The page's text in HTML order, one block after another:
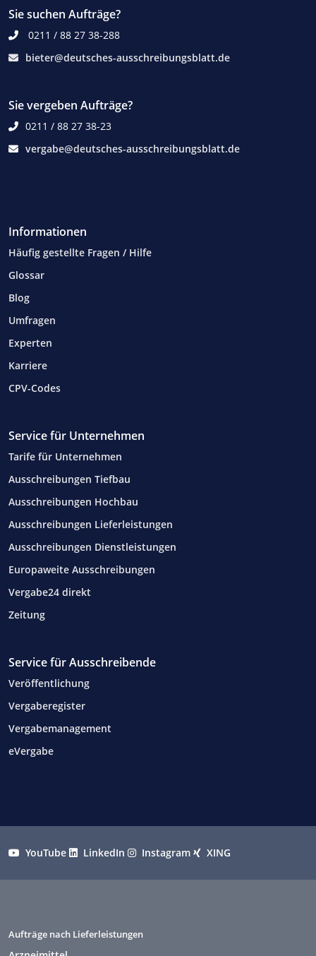
Sie suchen Aufträge?
0211 / 88 27 38-288
bieter@deutsches-ausschreibungsblatt.de
Sie vergeben Aufträge?
0211 / 88 27 38-23
vergabe@deutsches-ausschreibungsblatt.de
Informationen
Häufig gestellte Fragen / Hilfe
Glossar
Blog
Umfragen
Experten
Karriere
CPV-Codes
Service für Unternehmen
Tarife für Unternehmen
Ausschreibungen Tiefbau
Ausschreibungen Hochbau
Ausschreibungen Lieferleistungen
Ausschreibungen Dienstleistungen
Europaweite Ausschreibungen
Vergabe24 direkt
Zeitung
Service für Ausschreibende
Veröffentlichung
Vergaberegister
Vergabemanagement
eVergabe
YouTube LinkedIn Instagram XING
Aufträge nach Lieferleistungen